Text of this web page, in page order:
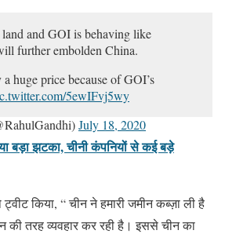
and GOI is behaving like
further embolden China.
huge price because of GOI’s
5ewIFvj5wy
July 18, 2020
बड़ा झटका, चीनी कंपनियों से कई बड़े
किया, “ चीन ने हमारी जमीन कब्ज़ा ली है
की तरह व्यवहार कर रही है। इससे चीन का